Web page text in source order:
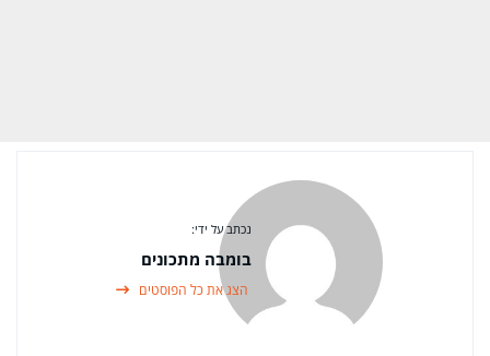
נכתב על ידי:
בומבה מתכונים
הצג את כל הפוסטים